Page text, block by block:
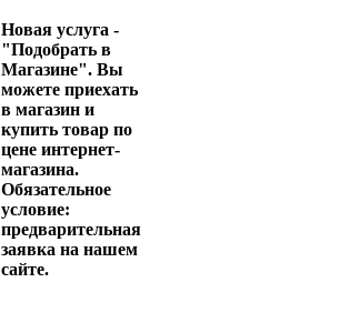
Новая услуга -
"Подобрать в
Магазине". Вы
можете приехать
в магазин и
купить товар по
цене интернет-
магазина.
Обязательное
условие:
предварительная
заявка на нашем
сайте.